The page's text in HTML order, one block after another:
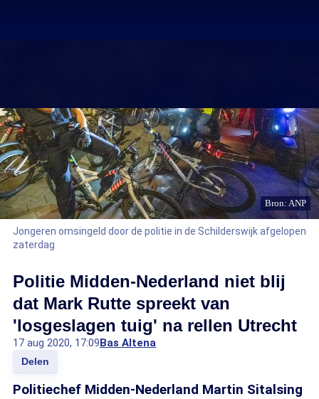
Bron: ANP
Jongeren omsingeld door de politie in de Schilderswijk afgelopen
zaterdag
Politie Midden-Nederland niet blij
dat Mark Rutte spreekt van
'losgeslagen tuig' na rellen Utrecht
17 aug 2020, 17:09Bas Altena
Delen
Politiechef Midden-Nederland Martin Sitalsing